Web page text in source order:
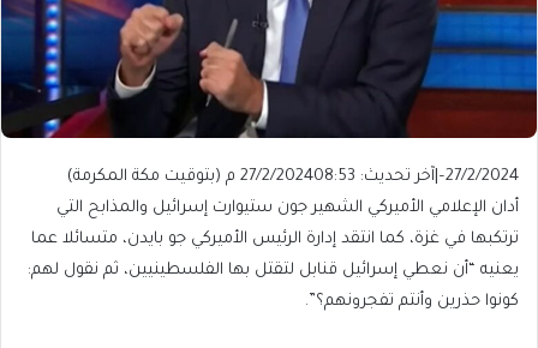
27/2/2024
– آخر تحديث: 27/2/2024 08:53 م (بتوقيت مكة المكرمة)
أدان الإعلامي الأميركي الشهير جون ستيوارت إسرائيل والمذابح التي
ترتكبها في غزة، كما انتقد إدارة الرئيس الأميركي جو بايدن، متسائلا عما
يعنيه “أن نعطي إسرائيل قنابل لتقتل بها الفلسطينيين، ثم نقول لهم:
كونوا حذرين وأنتم تفجرونهم؟”.